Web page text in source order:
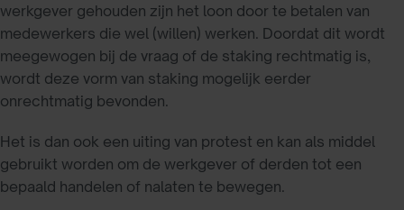
werkgever gehouden zijn het loon door te betalen van
medewerkers die wel (willen) werken. Doordat dit wordt
meegewogen bij de vraag of de staking rechtmatig is,
wordt deze vorm van staking mogelijk eerder
onrechtmatig bevonden.
Het is dan ook een uiting van protest en kan als middel
gebruikt worden om de werkgever of derden tot een
bepaald handelen of nalaten te bewegen.